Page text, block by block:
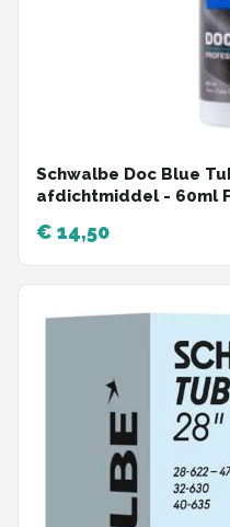
Schwalbe Doc Blue
afdichtmiddel - 60ml
€ 14,50